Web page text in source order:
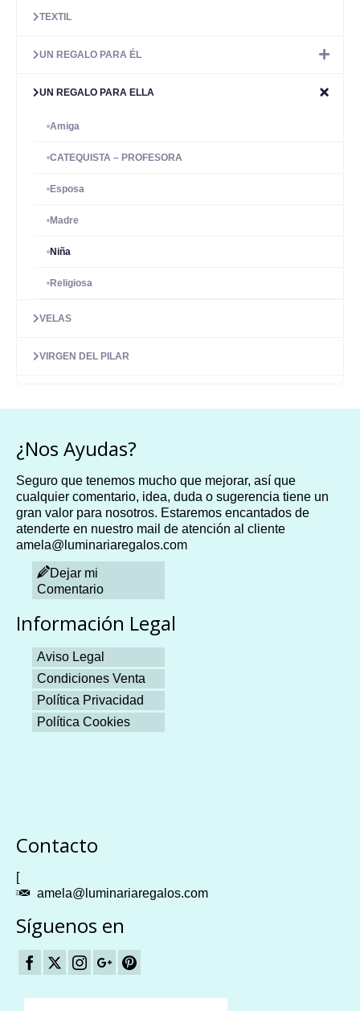
TEXTIL
UN REGALO PARA ÉL
UN REGALO PARA ELLA
Amiga
CATEQUISTA – PROFESORA
Esposa
Madre
Niña
Religiosa
VELAS
VIRGEN DEL PILAR
¿Nos Ayudas?
Seguro que tenemos mucho que mejorar, así que
cualquier comentario, idea, duda o sugerencia tiene un
gran valor para nosotros. Estaremos encantados de
atenderte en nuestro mail de atención al cliente
amela@luminariaregalos.com
Dejar mi
Comentario
Información Legal
Aviso Legal
Condiciones Venta
Política Privacidad
Política Cookies
Contacto
[
amela@luminariaregalos.com
Síguenos en